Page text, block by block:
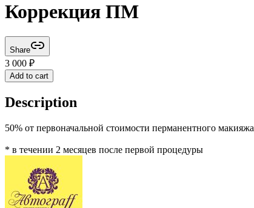
Коррекция ПМ
Share
3 000 ₽
Add to cart
Description
50% от первоначальной стоимости перманентного макияжа
* в течении 2 месяцев после первой процедуры